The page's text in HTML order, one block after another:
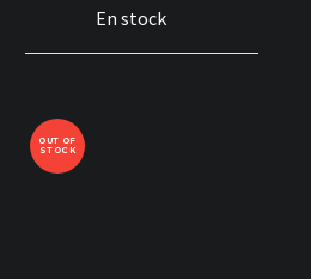
En stock
OUT OF
STOCK